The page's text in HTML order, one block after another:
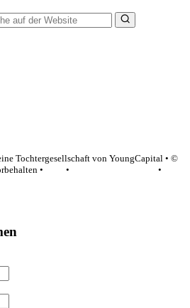
Tochtergesellschaft von YoungCapital • ©
•
•
•